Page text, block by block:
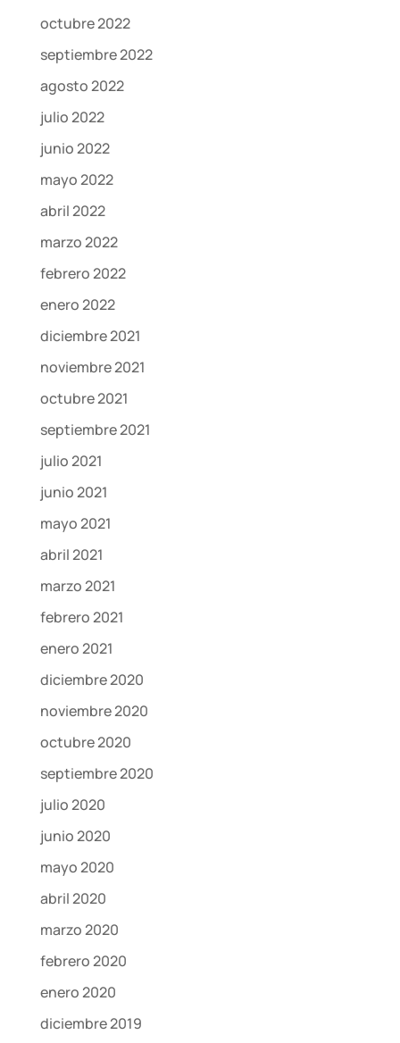
octubre 2022
septiembre 2022
agosto 2022
julio 2022
junio 2022
mayo 2022
abril 2022
marzo 2022
febrero 2022
enero 2022
diciembre 2021
noviembre 2021
octubre 2021
septiembre 2021
julio 2021
junio 2021
mayo 2021
abril 2021
marzo 2021
febrero 2021
enero 2021
diciembre 2020
noviembre 2020
octubre 2020
septiembre 2020
julio 2020
junio 2020
mayo 2020
abril 2020
marzo 2020
febrero 2020
enero 2020
diciembre 2019